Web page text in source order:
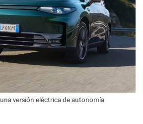
versión eléctrica de autonomía